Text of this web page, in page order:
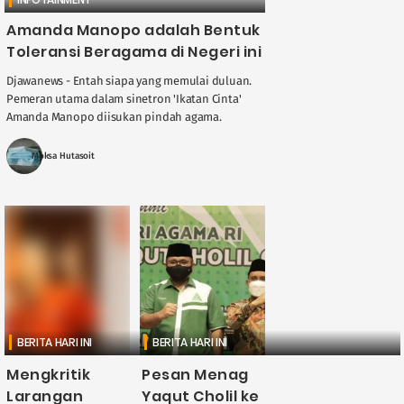
Amanda Manopo adalah Bentuk
Toleransi Beragama di Negeri ini
Djawanews - Entah siapa yang memulai duluan.
Pemeran utama dalam sinetron 'Ikatan Cinta'
Amanda Manopo diisukan pindah agama.
Pemicunya bisa dibilang sangat sepele. Kabarnya
Amanda Manopo ikut ....
Moksa Hutasoit
BERITA HARI INI
Mengkritik
Larangan
BERITA HARI INI
Pesan Menag
Yaqut Cholil ke